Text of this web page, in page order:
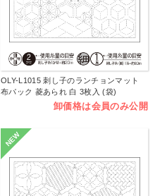
OLY-L1015 刺し子のランチョンマット
布パック 菱あられ 白 3枚入 (袋)
卸価格は会員のみ公開
NEW